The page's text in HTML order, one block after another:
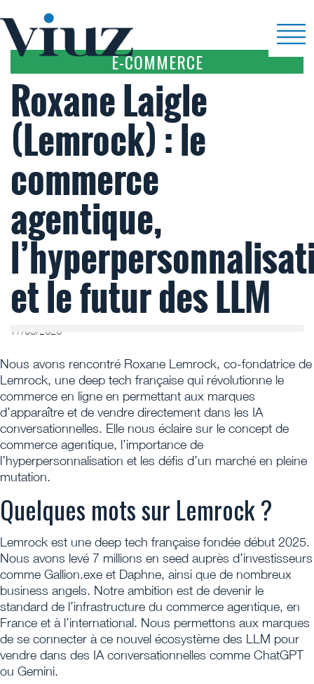
E-COMMERCE
Roxane Laigle
(Lemrock) : le
commerce
agentique,
et le futur des LLM
17/05/2026
Nous avons rencontré Roxane Lemrock, co-fondatrice de
Lemrock, une deep tech française qui révolutionne le
commerce en ligne en permettant aux marques
d’apparaître et de vendre directement dans les IA
conversationnelles. Elle nous éclaire sur le concept de
commerce agentique, l’importance de
l’hyperpersonnalisation et les défis d’un marché en pleine
mutation.
Quelques mots sur Lemrock ?
Lemrock est une deep tech française fondée début 2025.
Nous avons levé 7 millions en seed auprès d’investisseurs
comme Gallion.exe et Daphne, ainsi que de nombreux
business angels. Notre ambition est de devenir le
standard de l’infrastructure du commerce agentique, en
France et à l’international. Nous permettons aux marques
de se connecter à ce nouvel écosystème des LLM pour
vendre dans des IA conversationnelles comme ChatGPT
ou Gemini.